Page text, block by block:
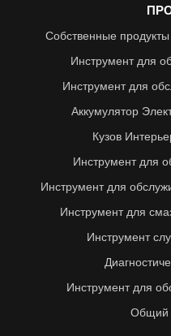
Собственные
Инструмент для
Инструмент для
Аккумулятор
Кузов
Инструмент для
Инструмент для
Инструмент для
Инструмент
Инструмент для
Общий